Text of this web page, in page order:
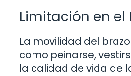
Limitación en
La movilidad del
como peinarse,
la calidad de vida de